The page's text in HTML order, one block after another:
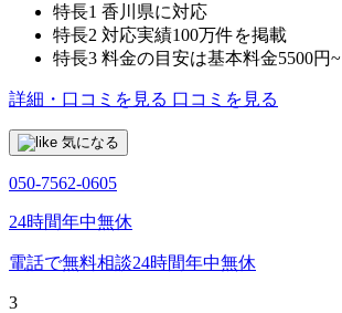
特長1 香川県に対応
特長2 対応実績100万件を掲載
特長3 料金の目安は基本料金5500円~
詳細・口コミを見る 口コミを見る
気になる
050-7562-0605
24時間年中無休
電話で無料相談24時間年中無休
3